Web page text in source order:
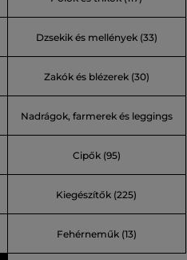
Dzsekik és mellények (33)
Zakók és blézerek (30)
Nadrágok, farmerek és leggings
(74)
Cipők (95)
Kiegészítők (225)
Fehérneműk (13)